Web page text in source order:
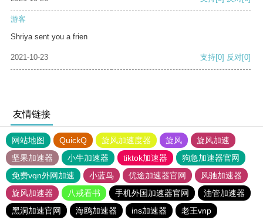
游客
Shriya sent you a frien
2021-10-23 支持[0] 反对[0]
友情链接
网站地图 QuickQ 旋风加速度器 旋风
旋风加速
坚果加速器
小牛加速器 tiktok加速器
狗急加速器官网
免费vqn外网加速
小蓝鸟 优途加速器官网
风驰加速器
旋风加速器
八戒看书 手机外国加速器官网
油管加速器
黑洞加速官网
海鸥加速器 ins加速器 老王vnp